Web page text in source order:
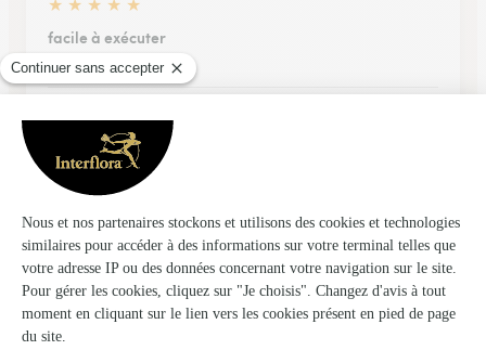
★ ★ ★ ★ ★
facile à exécuter
facile à exécuter
★ ★ ★ ★
Très jolie bouquet livré dans les…
Très jolie bouquet livré dans les meilleurs délais Merci
26/05/2026